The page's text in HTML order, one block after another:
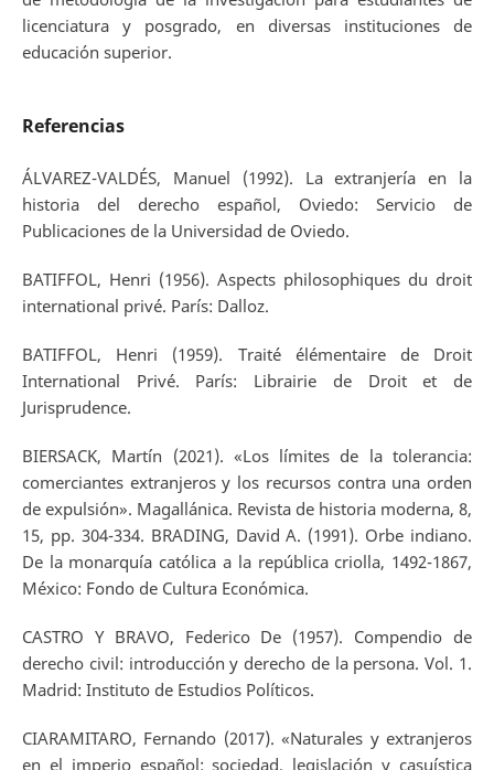
licenciatura y posgrado, en diversas instituciones de
educación superior.
Referencias
ÁLVAREZ-VALDÉS, Manuel (1992). La extranjería en la
historia del derecho español, Oviedo: Servicio de
Publicaciones de la Universidad de Oviedo.
BATIFFOL, Henri (1956). Aspects philosophiques du droit
international privé. París: Dalloz.
BATIFFOL, Henri (1959). Traité élémentaire de Droit
International Privé. París: Librairie de Droit et de
Jurisprudence.
BIERSACK, Martín (2021). «Los límites de la tolerancia:
comerciantes extranjeros y los recursos contra una orden
de expulsión». Magallánica. Revista de historia moderna, 8,
15, pp. 304-334. BRADING, David A. (1991). Orbe indiano.
De la monarquía católica a la república criolla, 1492-1867,
México: Fondo de Cultura Económica.
CASTRO Y BRAVO, Federico De (1957). Compendio de
derecho civil: introducción y derecho de la persona. Vol. 1.
Madrid: Instituto de Estudios Políticos.
CIARAMITARO, Fernando (2017). «Naturales y extranjeros
en el imperio español: sociedad, legislación y casuística